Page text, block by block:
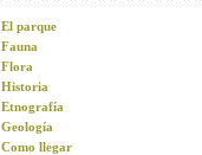
El parque
Fauna
Flora
Historia
Etnografía
Geología
Como llegar